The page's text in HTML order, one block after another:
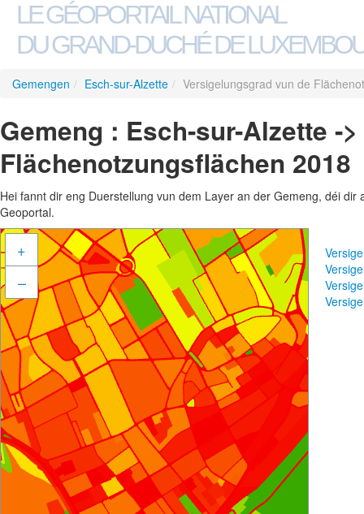
LE GÉOPORTAIL NATIONAL
DU GRAND-DUCHÉ DE
Gemengen / Esch-sur-Alzette / Versigelungsgrad vun de
Gemeng : Esch-sur-Alzette -
Flächenotzungsflächen 2018
Hei fannt dir eng Duerstellung vun dem Layer an der Gemeng, déi
Geoportal.
+
–